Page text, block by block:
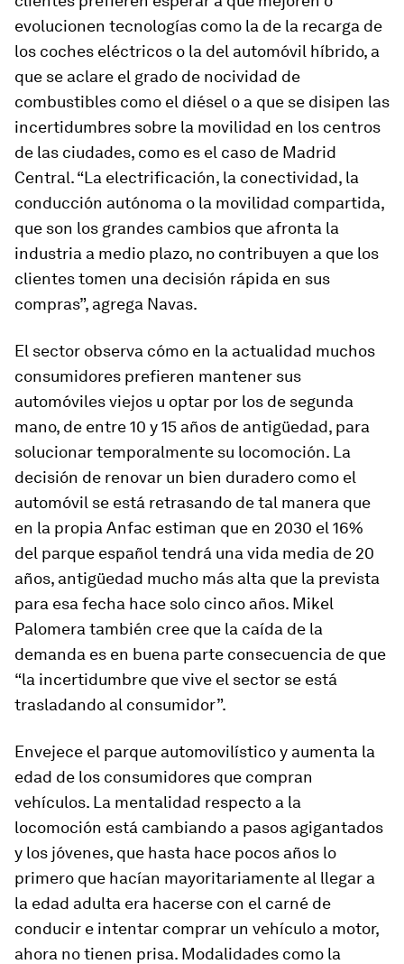
evolucionen tecnologías como la de la recarga de
los coches eléctricos o la del automóvil híbrido, a
que se aclare el grado de nocividad de
combustibles como el diésel o a que se disipen las
incertidumbres sobre la movilidad en los centros
de las ciudades, como es el caso de Madrid
Central. “La electrificación, la conectividad, la
conducción autónoma o la movilidad compartida,
que son los grandes cambios que afronta la
industria a medio plazo, no contribuyen a que los
clientes tomen una decisión rápida en sus
compras”, agrega Navas.
El sector observa cómo en la actualidad muchos
consumidores prefieren mantener sus
automóviles viejos u optar por los de segunda
mano, de entre 10 y 15 años de antigüedad, para
solucionar temporalmente su locomoción. La
decisión de renovar un bien duradero como el
automóvil se está retrasando de tal manera que
en la propia Anfac estiman que en 2030 el 16%
del parque español tendrá una vida media de 20
años, antigüedad mucho más alta que la prevista
para esa fecha hace solo cinco años. Mikel
Palomera también cree que la caída de la
demanda es en buena parte consecuencia de que
“la incertidumbre que vive el sector se está
trasladando al consumidor”.
Envejece el parque automovilístico y aumenta la
edad de los consumidores que compran
vehículos. La mentalidad respecto a la
locomoción está cambiando a pasos agigantados
y los jóvenes, que hasta hace pocos años lo
primero que hacían mayoritariamente al llegar a
la edad adulta era hacerse con el carné de
conducir e intentar comprar un vehículo a motor,
ahora no tienen prisa. Modalidades como la